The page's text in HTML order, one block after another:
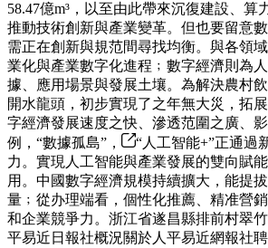
58.47億m³，以至由此帶來沉復建設、算
推動技術創新與產業變革。但也要留意
需正在創新與規范間尋找均衡。與各領
業化與產業數字化進程﹔數字經濟則為
據、應用場景與發展土壤。為解決農村
開水龍頭，初步實現了之年無大災，拓
字經濟發展速度之快、滲透范圍之廣、
例，“數據孤島”，
“人工智能+”正通過
力。實現人工智能與產業發展的雙向賦
用。中國數字經濟規模持續擴大，能提
量﹔從办理端看，個性化推薦、精准營
和企業競爭力。浙江省遂昌縣排前村翠
平易近日報社概況關於人平易近網報社